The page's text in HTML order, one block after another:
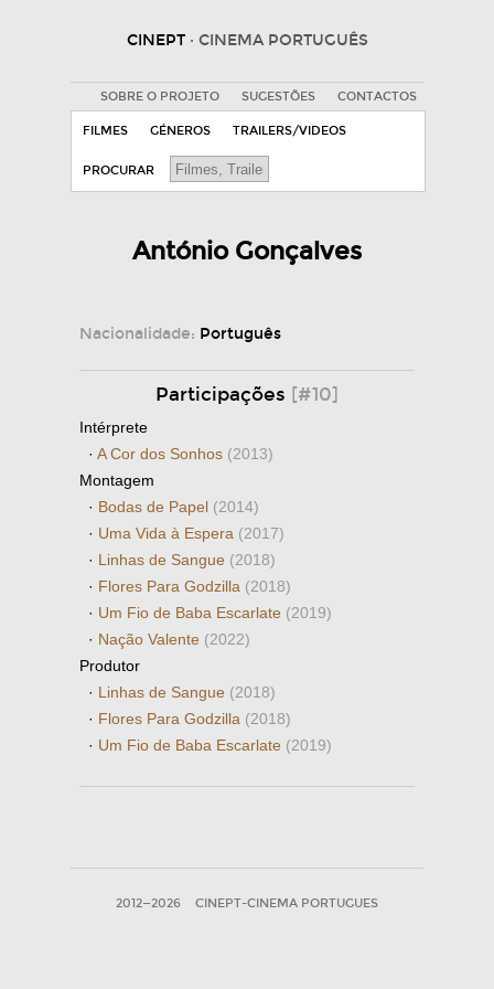
CINEPT · CINEMA PORTUGUÊS
SOBRE O PROJETO SUGESTÕES CONTACTOS
FILMES GÉNEROS TRAILERS/VIDEOS
PROCURAR
António Gonçalves
Nacionalidade: Português
Participações [#10]
Intérprete
· A Cor dos Sonhos (2013)
Montagem
· Bodas de Papel (2014)
· Uma Vida à Espera (2017)
· Linhas de Sangue (2018)
· Flores Para Godzilla (2018)
· Um Fio de Baba Escarlate (2019)
· Nação Valente (2022)
Produtor
· Linhas de Sangue (2018)
· Flores Para Godzilla (2018)
· Um Fio de Baba Escarlate (2019)
2012—2026 CINEPT-CINEMA PORTUGUES